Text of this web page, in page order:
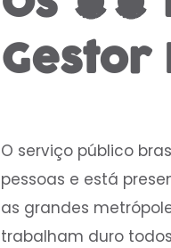
Gestor
‍O serviço público
pessoas e está
as grandes
trabalham duro